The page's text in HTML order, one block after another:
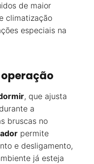
de maior
climatização
especiais na
operação
, que ajusta
a
bruscas no
permite
e desligamento,
já esteja